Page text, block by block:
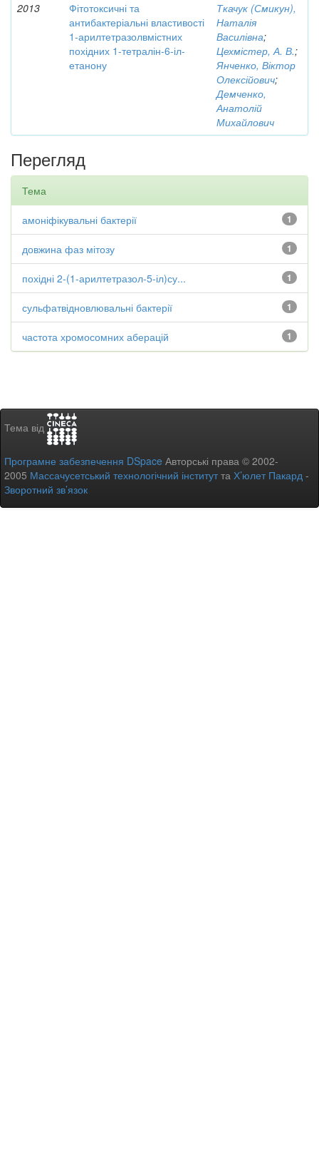
2013
Фітотоксичні та
антибактеріальні властивості
1-арилтетразолвмістних
похідних 1-тетралін-6-іл-
етанону
Ткачук (Смикун),
Наталія
Василівна;
Цехмістер, А. В.;
Янченко, Віктор
Олексійович;
Демченко,
Анатолій
Михайлович
Перегляд
Тема
1
амоніфікувальні бактерії
1
довжина фаз мітозу
1
похідні 2-(1-арилтетразол-5-іл)су...
1
сульфатвідновлювальні бактерії
1
частота хромосомних аберацій
Тема від
Програмне забезпечення DSpace Авторські права © 2002-
2005 Массачусетський технологічний інститутта Х’юлет Пакард -
Зворотний зв’язок